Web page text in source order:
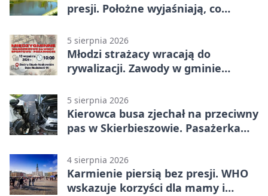
presji. Położne wyjaśniają, co
5 sierpnia 2026
Młodzi strażacy wracają do
rywalizacji. Zawody w gminie
5 sierpnia 2026
Kierowca busa zjechał na przeciwny
pas w Skierbieszowie. Pasażerka
4 sierpnia 2026
Karmienie piersią bez presji. WHO
wskazuje korzyści dla mamy i